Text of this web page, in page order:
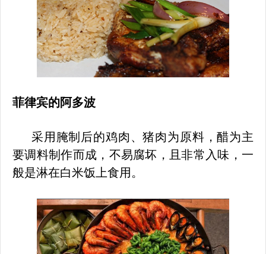
菲律宾的阿多波
采用腌制后的鸡肉、猪肉为原料，醋为主
要调料制作而成，不易腐坏，且非常入味，一
般是淋在白米饭上食用。